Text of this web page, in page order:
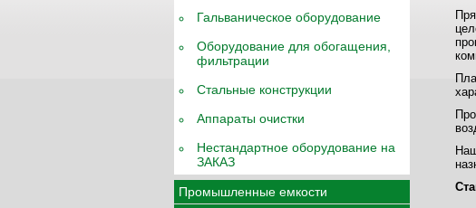
Гальваническое оборудование
Оборудование для обогащения,
фильтрации
Стальные конструкции
Аппараты очистки
Нестандартное оборудование на
ЗАКАЗ
Промышленные емкости